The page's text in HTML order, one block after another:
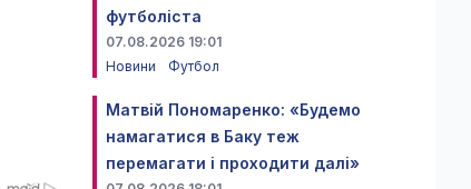
футболіста
07.08.2026 19:01
Новини
Футбол
Матвій Пономаренко: «Будемо
намагатися в Баку теж
перемагати і проходити далі»